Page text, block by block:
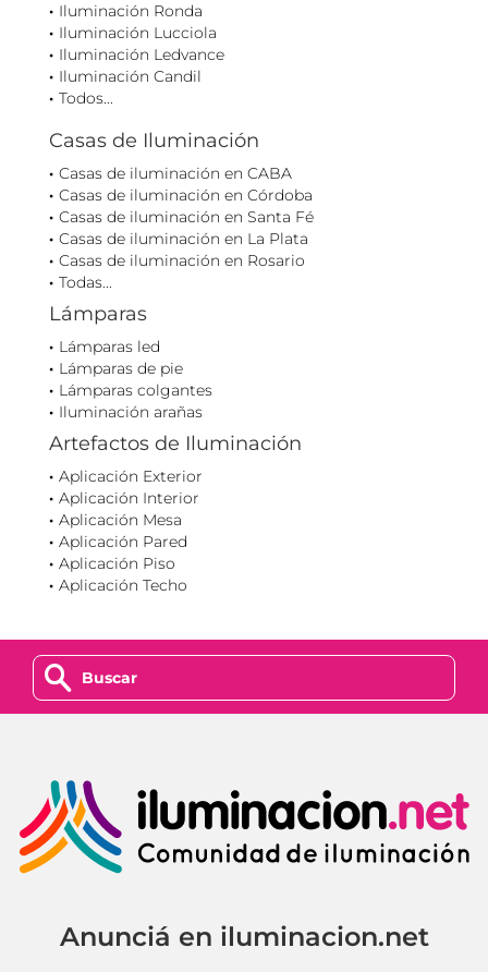
Iluminación Ronda
Iluminación Lucciola
Iluminación Ledvance
Iluminación Candil
Todos...
Casas de Iluminación
Casas de iluminación en CABA
Casas de iluminación en Córdoba
Casas de iluminación en Santa Fé
Casas de iluminación en La Plata
Casas de iluminación en Rosario
Todas...
Lámparas
Lámparas led
Lámparas de pie
Lámparas colgantes
Iluminación arañas
Artefactos de Iluminación
Aplicación Exterior
Aplicación Interior
Aplicación Mesa
Aplicación Pared
Aplicación Piso
Aplicación Techo
z
Anunciá en iluminacion.net